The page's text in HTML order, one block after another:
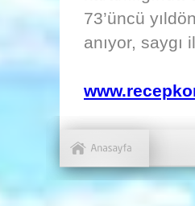
73’üncü
anıyor, saygı